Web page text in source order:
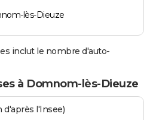
lès-Dieuze
inclut le nombre d'auto-
à Domnom-lès-Dieuze
d'après l'Insee)